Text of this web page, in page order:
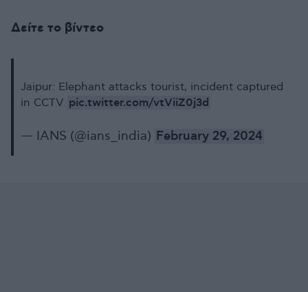
Δείτε το βίντεο
Jaipur: Elephant attacks tourist, incident captured
in CCTV pic.twitter.com/vtViiZ0j3d
— IANS (@ians_india) February 29, 2024